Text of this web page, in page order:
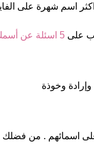
5 اسئلة عن أسمك